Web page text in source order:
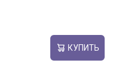
КУПИТЬ